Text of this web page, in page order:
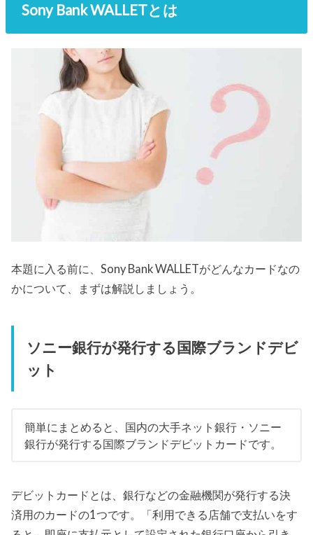
Sony Bank WALLETとは
本題に入る前に、Sony Bank WALLETがどんなカードなの
かについて、まずは解説しましょう。
ソニー銀行が発行する国際ブランドデビ
ット
簡単にまとめると、国内の大手ネット銀行・ソニー
銀行が発行する国際ブランドデビットカードです。
デビットカードとは、銀行などの金融機関が発行する決
済用のカードの1つです。「利用できる店舗で支払いをす